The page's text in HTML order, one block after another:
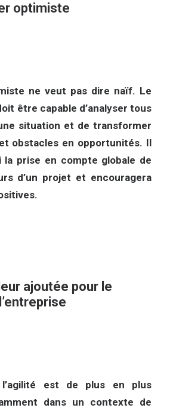
optimiste
ne veut pas dire naïf. Le
être capable d’analyser tous
situation et de transformer
obstacles en opportunités. Il
la prise en compte globale de
d’un projet et encouragera
ajoutée pour le
est de plus en plus
dans un contexte de